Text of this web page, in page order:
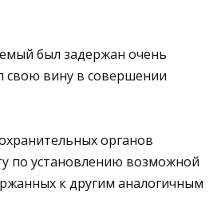
был задержан очень
свою вину в совершении
органов
по установлению возможной
к другим аналогичным